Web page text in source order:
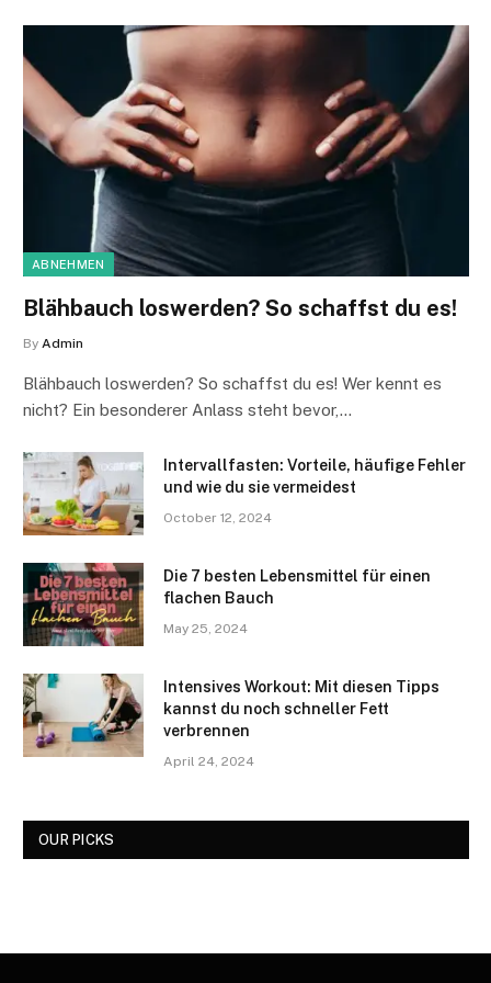
ABNEHMEN
Blähbauch loswerden? So schaffst du es!
By Admin
Blähbauch loswerden? So schaffst du es! Wer kennt es
nicht? Ein besonderer Anlass steht bevor,…
Intervallfasten: Vorteile, häufige Fehler
und wie du sie vermeidest
October 12, 2024
Die 7 besten Lebensmittel für einen
flachen Bauch
May 25, 2024
Intensives Workout: Mit diesen Tipps
kannst du noch schneller Fett
verbrennen
April 24, 2024
OUR PICKS